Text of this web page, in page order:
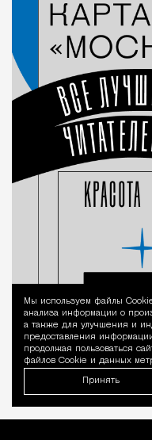
Мы используем файлы
анализа информации о
а также для улучшения и
предоставления
продолжая пользоваться
файлов Cookie и данных
Принять